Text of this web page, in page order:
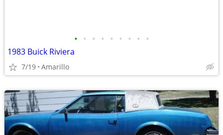
• • • • • • • • •
1983 Buick Riviera
7/19 Amarillo